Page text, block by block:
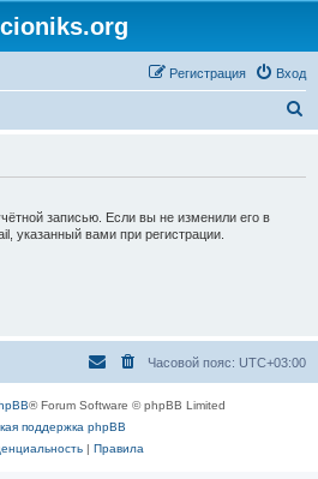
Вход
Регистрация
записью. Если вы не изменили его в
указанный вами при регистрации.
Часовой пояс: UTC+03:00
® Forum Software © phpBB Limited
поддержка phpBB
| Правила